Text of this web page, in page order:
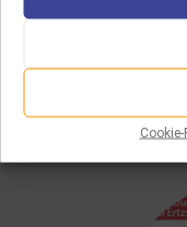
In den 1930er
die